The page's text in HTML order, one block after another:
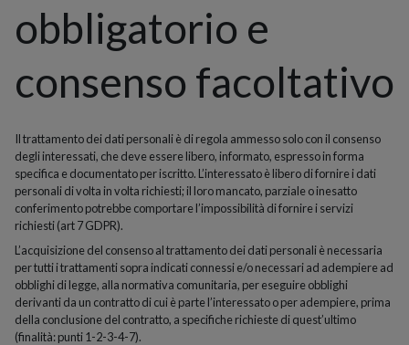
obbligatorio e
consenso facoltativo
Il trattamento dei dati personali è di regola ammesso solo con il consenso
degli interessati, che deve essere libero, informato, espresso in forma
specifica e documentato per iscritto. L’interessato è libero di fornire i dati
personali di volta in volta richiesti; il loro mancato, parziale o inesatto
conferimento potrebbe comportare l’impossibilità di fornire i servizi
richiesti (art 7 GDPR).
L’acquisizione del consenso al trattamento dei dati personali è necessaria
per tutti i trattamenti sopra indicati connessi e/o necessari ad adempiere ad
obblighi di legge, alla normativa comunitaria, per eseguire obblighi
derivanti da un contratto di cui è parte l’interessato o per adempiere, prima
della conclusione del contratto, a specifiche richieste di quest’ultimo
(finalità: punti 1-2-3-4-7).